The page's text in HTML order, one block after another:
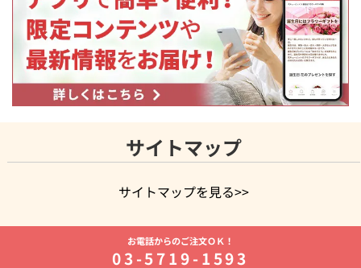
サイトマップ
サイトマップを見る>>
よく贈られる花
お祝いの花特集
誕生日フラワーギフト特集
8月の誕生花(トルコキキョウ)
開店・開業祝い
お供え・お悔やみ お供え・お悔やみの花
お電話からのご注文ＯＫ！
03-5719-1593